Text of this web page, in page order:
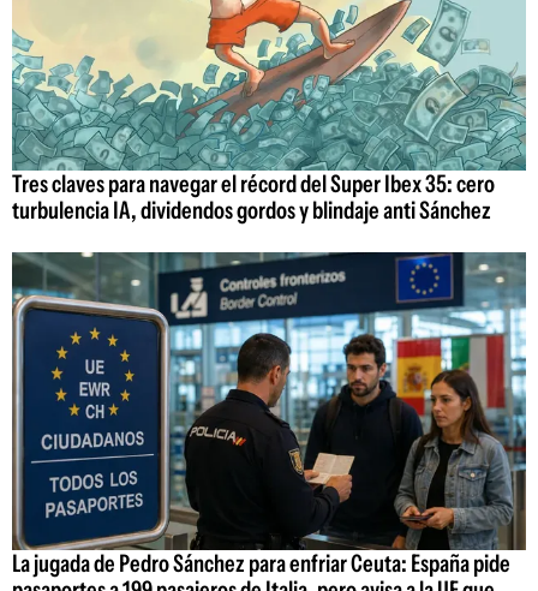
Tres claves para navegar el récord del Super Ibex 35: cero
turbulencia IA, dividendos gordos y blindaje anti Sánchez
La jugada de Pedro Sánchez para enfriar Ceuta: España pide